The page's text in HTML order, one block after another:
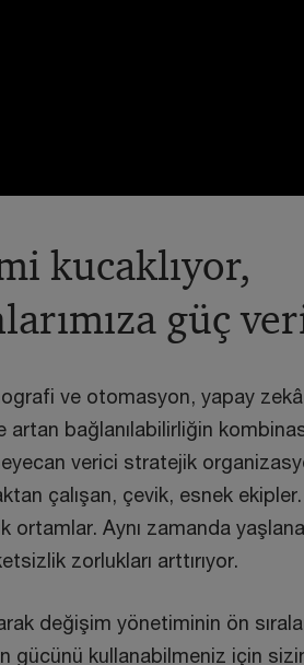
kucaklıyor,
güç
ve otomasyon, yapay
artan bağlanılabilirliğin
verici stratejik
çalışan, çevik, esnek
ortamlar. Aynı zamanda
zorlukları arttırıyor.
değişim yönetiminin ön
gücünü kullanabilmeniz için